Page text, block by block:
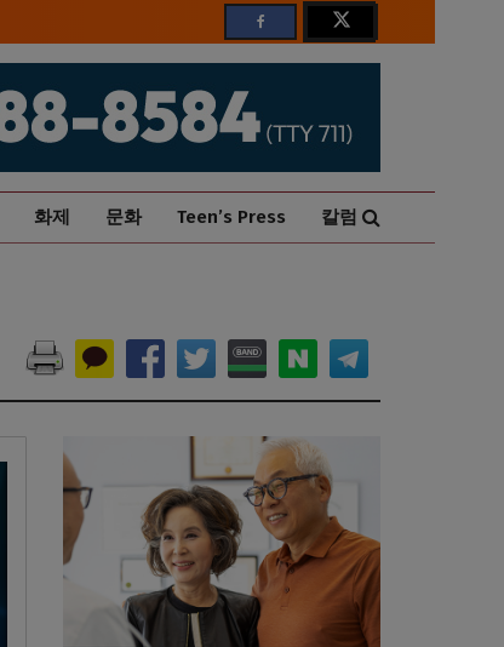
화제 문화 Teen’s Press 칼럼